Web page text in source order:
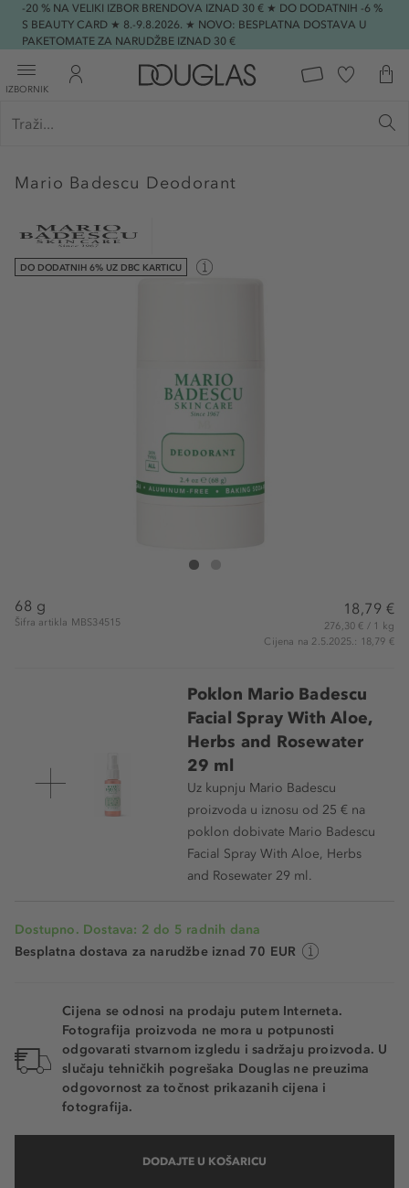
-20 % NA VELIKI IZBOR BRENDOVA IZNAD 30 € ★ DO DODATNIH -6 %
S BEAUTY CARD ★ 8.-9.8.2026. ★ NOVO: BESPLATNA DOSTAVA U
PAKETOMATE ZA NARUDŽBE IZNAD 30 €
IZBORNIK
Mario Badescu Deodorant
DO DODATNIH 6% UZ DBC KARTICU
Mario Badescu Deodorant
68 g
Šifra artikla MBS34515
18,79 €
276,30 € / 1 kg
Cijena na 2.5.2025.: 18,79 €
Poklon Mario Badescu
Facial Spray With Aloe,
Herbs and Rosewater
29 ml
Uz kupnju Mario Badescu
proizvoda u iznosu od 25 € na
poklon dobivate Mario Badescu
Facial Spray With Aloe, Herbs
and Rosewater 29 ml.
Dostupno. Dostava: 2 do 5 radnih dana
Besplatna dostava za narudžbe iznad 70 EUR
Cijena se odnosi na prodaju putem Interneta.
Fotografija proizvoda ne mora u potpunosti
odgovarati stvarnom izgledu i sadržaju proizvoda. U
slučaju tehničkih pogrešaka Douglas ne preuzima
odgovornost za točnost prikazanih cijena i
fotografija.
DODAJTE U KOŠARICU